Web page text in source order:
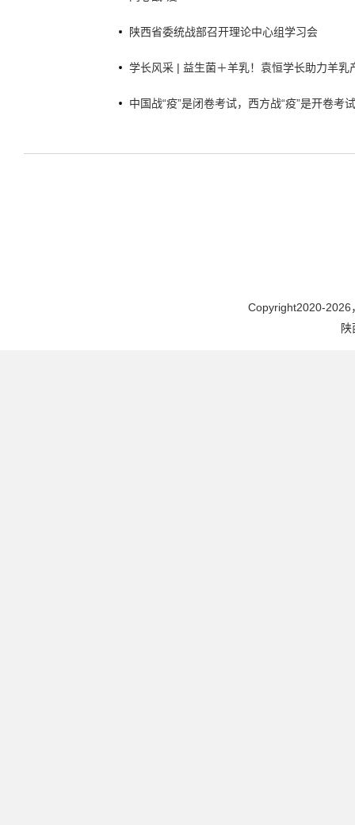
陕西省委统战部召开理论中心组学习会
学长风采 | 益生菌＋羊乳！袁恒学长助力羊乳
中国战“疫”是闭卷考试，西方战“疫”是开卷考试
Copyright2020-2026